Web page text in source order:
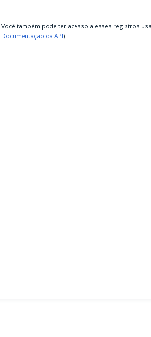
Você também pode ter acesso a esses registros
Documentação da API).